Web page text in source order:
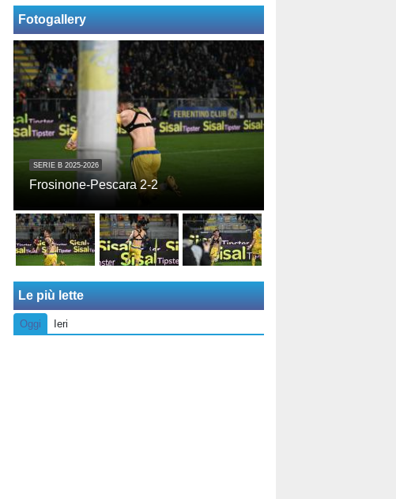
Fotogallery
SERIE B 2025-2026
Frosinone-Pescara 2-2
Le più lette
Oggi Ieri